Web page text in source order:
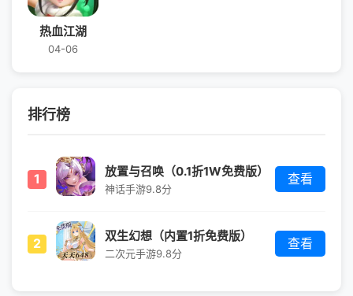
热血江湖
04-06
排行榜
1 放置与召唤（0.1折1W免费版）
神话手游9.8分
查看
2 双生幻想（内置1折免费版）
二次元手游9.8分
查看